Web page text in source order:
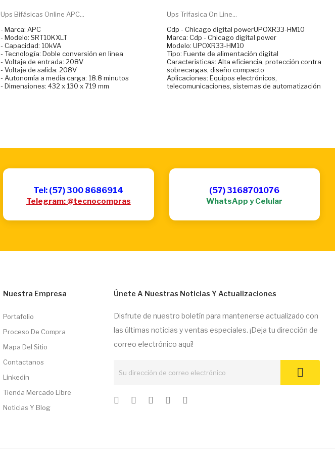
Ups Bifásicas Online APC...
- Marca: APC
- Modelo: SRT10KXLT
- Capacidad: 10kVA
- Tecnología: Doble conversión en línea
- Voltaje de entrada: 208V
- Voltaje de salida: 208V
- Autonomía a media carga: 18.8 minutos
- Dimensiones: 432 x 130 x 719 mm
Ups Trifasica On Line...
Cdp - Chicago digital powerUPOXR33-HM10
Marca: Cdp - Chicago digital power
Modelo: UPOXR33-HM10
Tipo: Fuente de alimentación digital
Características: Alta eficiencia, protección contra
sobrecargas, diseño compacto
Aplicaciones: Equipos electrónicos,
telecomunicaciones, sistemas de automatización
Tel: (57) 300 8686914
Telegram: @tecnocompras
(57) 3168701076
WhatsApp y Celular
Nuestra Empresa
Portafolio
Proceso De Compra
Mapa Del Sitio
Contactanos
Linkedin
Tienda Mercado Libre
Noticias Y Blog
Únete A Nuestras Noticias Y Actualizaciones
Disfrute de nuestro boletín para mantenerse actualizado con
las últimas noticias y ventas especiales. ¡Deja tu dirección de
correo electrónico aquí!